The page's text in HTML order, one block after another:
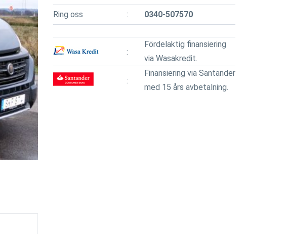
Ring oss 0340-507570
Fördelaktig finansiering
via Wasakredit.
Finansiering via Santander
med 15 års avbetalning.